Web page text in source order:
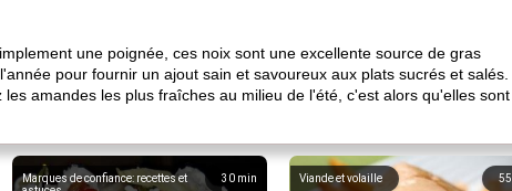
une poignée, ces noix sont une excellente source de gras
pour fournir un ajout sain et savoureux aux plats sucrés et salés.
amandes les plus fraîches au milieu de l'été, c'est alors qu'elles sont
30 min
Marques de confiance: recettes et
55
Viande et volaille